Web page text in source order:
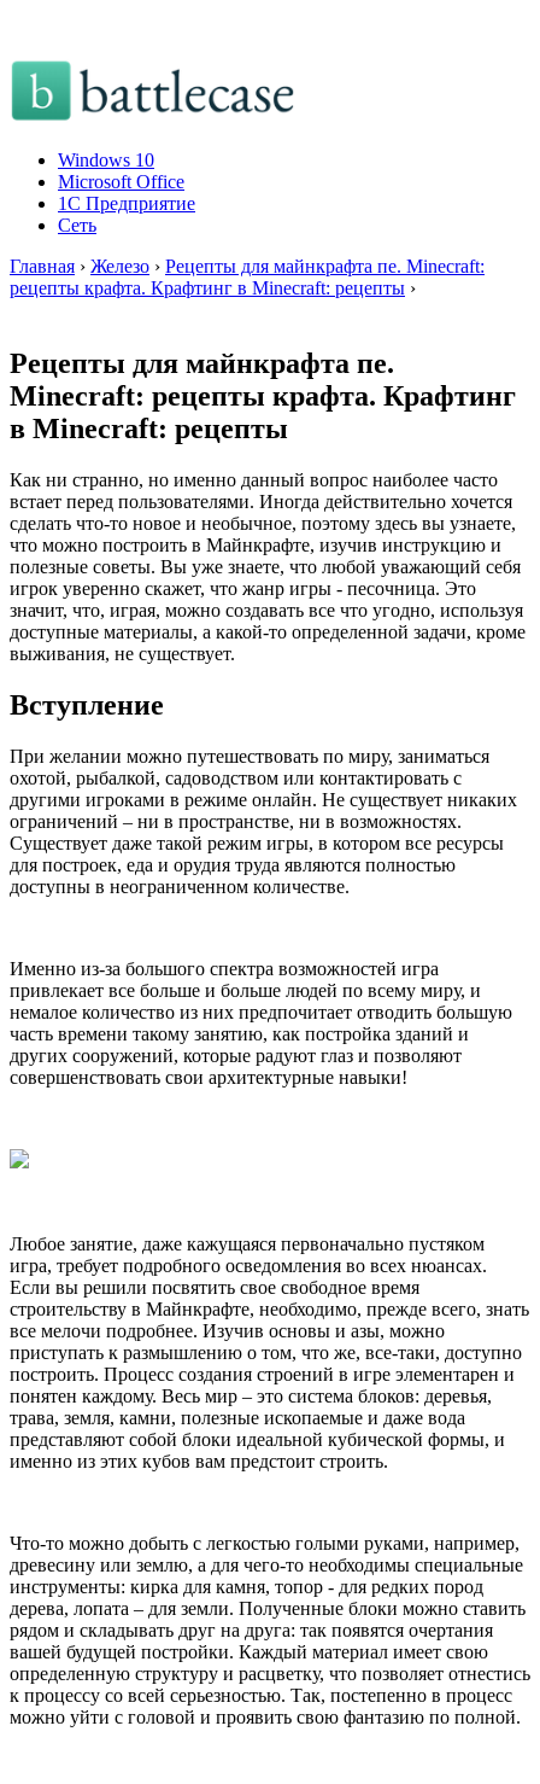
Windows 10
Microsoft Office
1C Предприятие
Сеть
Главная › Железо › Рецепты для майнкрафта пе. Minecraft:
рецепты крафта. Крафтинг в Minecraft: рецепты ›
Рецепты для майнкрафта пе.
Minecraft: рецепты крафта. Крафтинг
в Minecraft: рецепты
Как ни странно, но именно данный вопрос наиболее часто
встает перед пользователями. Иногда действительно хочется
сделать что-то новое и необычное, поэтому здесь вы узнаете,
что можно построить в Майнкрафте, изучив инструкцию и
полезные советы. Вы уже знаете, что любой уважающий себя
игрок уверенно скажет, что жанр игры - песочница. Это
значит, что, играя, можно создавать все что угодно, используя
доступные материалы, а какой-то определенной задачи, кроме
выживания, не существует.
Вступление
При желании можно путешествовать по миру, заниматься
охотой, рыбалкой, садоводством или контактировать с
другими игроками в режиме онлайн. Не существует никаких
ограничений – ни в пространстве, ни в возможностях.
Существует даже такой режим игры, в котором все ресурсы
для построек, еда и орудия труда являются полностью
доступны в неограниченном количестве.
Именно из-за большого спектра возможностей игра
привлекает все больше и больше людей по всему миру, и
немалое количество из них предпочитает отводить большую
часть времени такому занятию, как постройка зданий и
других сооружений, которые радуют глаз и позволяют
совершенствовать свои архитектурные навыки!
Любое занятие, даже кажущаяся первоначально пустяком
игра, требует подробного осведомления во всех нюансах.
Если вы решили посвятить свое свободное время
строительству в Майнкрафте, необходимо, прежде всего, знать
все мелочи подробнее. Изучив основы и азы, можно
приступать к размышлению о том, что же, все-таки, доступно
построить. Процесс создания строений в игре элементарен и
понятен каждому. Весь мир – это система блоков: деревья,
трава, земля, камни, полезные ископаемые и даже вода
представляют собой блоки идеальной кубической формы, и
именно из этих кубов вам предстоит строить.
Что-то можно добыть с легкостью голыми руками, например,
древесину или землю, а для чего-то необходимы специальные
инструменты: кирка для камня, топор - для редких пород
дерева, лопата – для земли. Полученные блоки можно ставить
рядом и складывать друг на друга: так появятся очертания
вашей будущей постройки. Каждый материал имеет свою
определенную структуру и расцветку, что позволяет отнестись
к процессу со всей серьезностью. Так, постепенно в процесс
можно уйти с головой и проявить свою фантазию по полной.